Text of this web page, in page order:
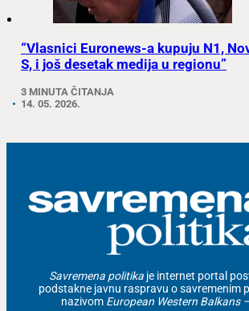
“Vlasnici Euronews-a kupuju N1,
S, i još desetak medija u regionu”
3 MINUTA ČITANJA
14. 05. 2026.
Savremena politika je internet portal
podstakne javnu raspravu o savremenim
nazivom European Western Balkans